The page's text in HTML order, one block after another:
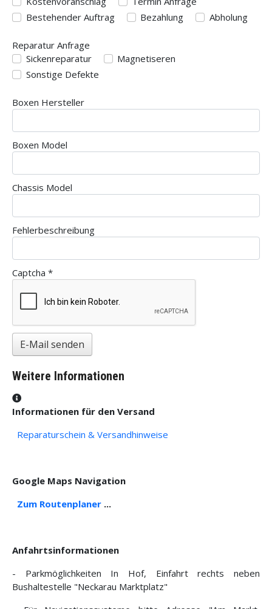
Bestehender Auftrag
Bezahlung Abholung
Reparatur Anfrage
Reparatur Anfrage
Sickenreparatur
Magnetiseren
Sonstige Defekte
Boxen Hersteller
Boxen Model
Chassis Model
Fehlerbeschreibung
Captcha *
E-Mail senden
Weitere Informationen
Weitere Informationen
Informationen für den Versand
Reparaturschein & Versandhinweise
Google Maps Navigation
Zum Routenplaner ...
Anfahrtsinformationen
- Parkmöglichkeiten In Hof, Einfahrt rechts neben
Bushaltestelle "Neckarau Marktplatz"